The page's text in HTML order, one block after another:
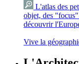
L'atlas des
objet, des
découvrir
Vive la